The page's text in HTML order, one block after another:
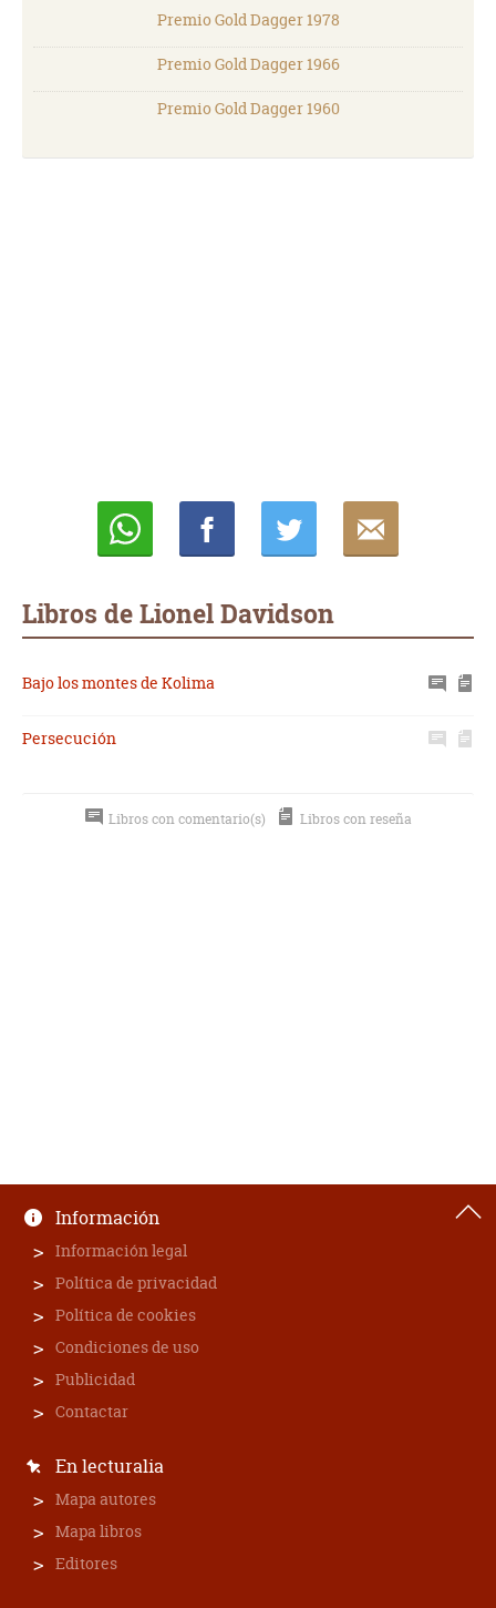
Premio Gold Dagger 1978
Premio Gold Dagger 1966
Premio Gold Dagger 1960
Libros de Lionel Davidson
Bajo los montes de Kolima
Persecución
Libros con comentario(s) Libros con reseña
Información
Información legal
Política de privacidad
Política de cookies
Condiciones de uso
Publicidad
Contactar
En lecturalia
Mapa autores
Mapa libros
Editores